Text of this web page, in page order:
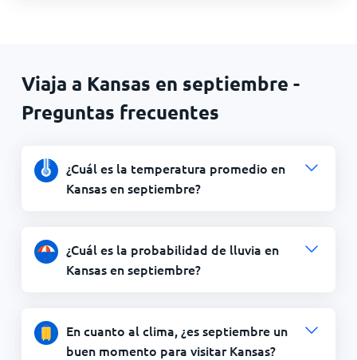
Viaja a Kansas en septiembre -
Preguntas frecuentes
¿Cuál es la temperatura promedio en
Kansas en septiembre?
¿Cuál es la probabilidad de lluvia en
Kansas en septiembre?
En cuanto al clima, ¿es septiembre un
buen momento para visitar Kansas?